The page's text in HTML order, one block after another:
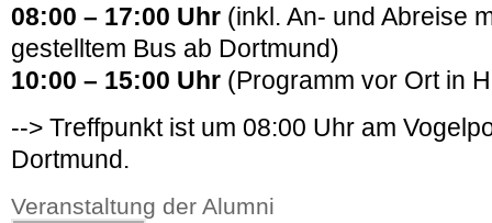
08:00 – 17:00 Uhr (inkl. An- und Abreise
gestelltem Bus ab Dortmund)
10:00 – 15:00 Uhr (Programm vor Ort in
--> Treffpunkt ist um 08:00 Uhr am
Dortmund.
Veranstaltung der Alumni